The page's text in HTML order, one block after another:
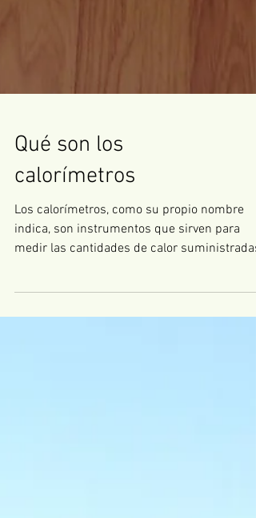
calorímetros
medir las cantidades de calor suministradas
recibidas...